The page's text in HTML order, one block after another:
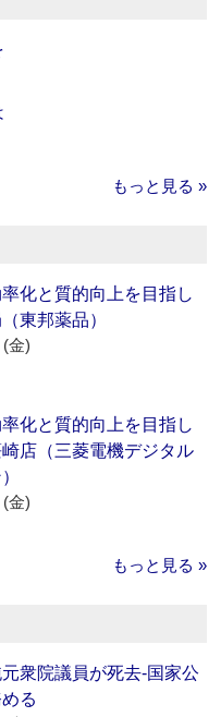
もっと見る »
率化と質的向上を目指し
東邦薬品）
金)
率化と質的向上を目指し
店（三菱電機デジタル
金)
もっと見る »
元衆院議員が死去‐国家公
る